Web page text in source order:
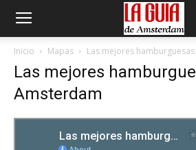
Inicio Mapas Las mejores
Las mejores
Amsterdam